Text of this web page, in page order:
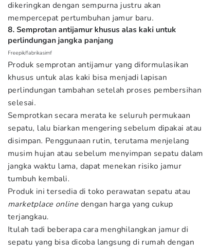
dikeringkan dengan sempurna justru akan
mempercepat pertumbuhan jamur baru.
8. Semprotan antijamur khusus alas kaki untuk
perlindungan jangka panjang
Freepik/fabrikasimf
Produk semprotan antijamur yang diformulasikan
khusus untuk alas kaki bisa menjadi lapisan
perlindungan tambahan setelah proses pembersihan
selesai.
Semprotkan secara merata ke seluruh permukaan
sepatu, lalu biarkan mengering sebelum dipakai atau
disimpan. Penggunaan rutin, terutama menjelang
musim hujan atau sebelum menyimpan sepatu dalam
jangka waktu lama, dapat menekan risiko jamur
tumbuh kembali.
Produk ini tersedia di toko perawatan sepatu atau
marketplace online dengan harga yang cukup
terjangkau.
Itulah tadi beberapa cara menghilangkan jamur di
sepatu yang bisa dicoba langsung di rumah dengan